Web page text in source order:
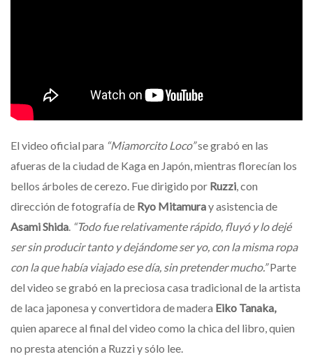
El video oficial para “Miamorcito Loco”se grabó en las
afueras de la ciudad de Kaga en Japón, mientras florecían los
bellos árboles de cerezo. Fue dirigido por Ruzzi , con
dirección de fotografía de Ryo Mitamuray asistencia de
Asami Shida “Todo fue relativamente rápido, fluyó y lo dejé
ser sin producir tanto y dejándome ser yo, con la misma ropa
con la que había viajado ese día, sin pretender mucho.”Parte
del video se grabó en la preciosa casa tradicional de la artista
de laca japonesa y convertidora de madera Eiko Tanaka,
quien aparece al final del video como la chica del libro, quien
no presta atención a Ruzzi y sólo lee.